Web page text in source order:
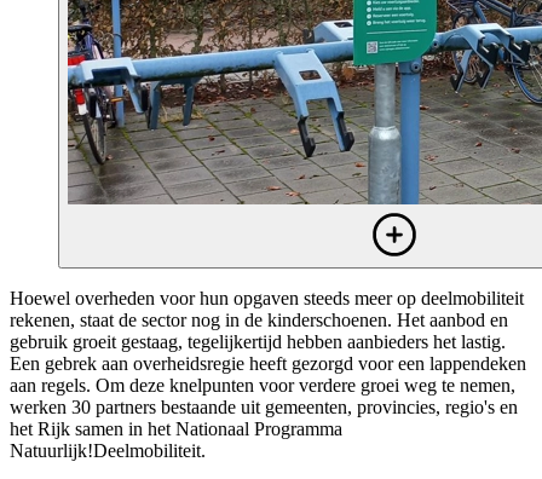
Hoewel overheden voor hun opgaven steeds meer op deelmobiliteit
rekenen, staat de sector nog in de kinderschoenen. Het aanbod en
gebruik groeit gestaag, tegelijkertijd hebben aanbieders het lastig.
Een gebrek aan overheidsregie heeft gezorgd voor een lappendeken
aan regels. Om deze knelpunten voor verdere groei weg te nemen,
werken 30 partners bestaande uit gemeenten, provincies, regio's en
het Rijk samen in het Nationaal Programma
Natuurlijk!Deelmobiliteit.